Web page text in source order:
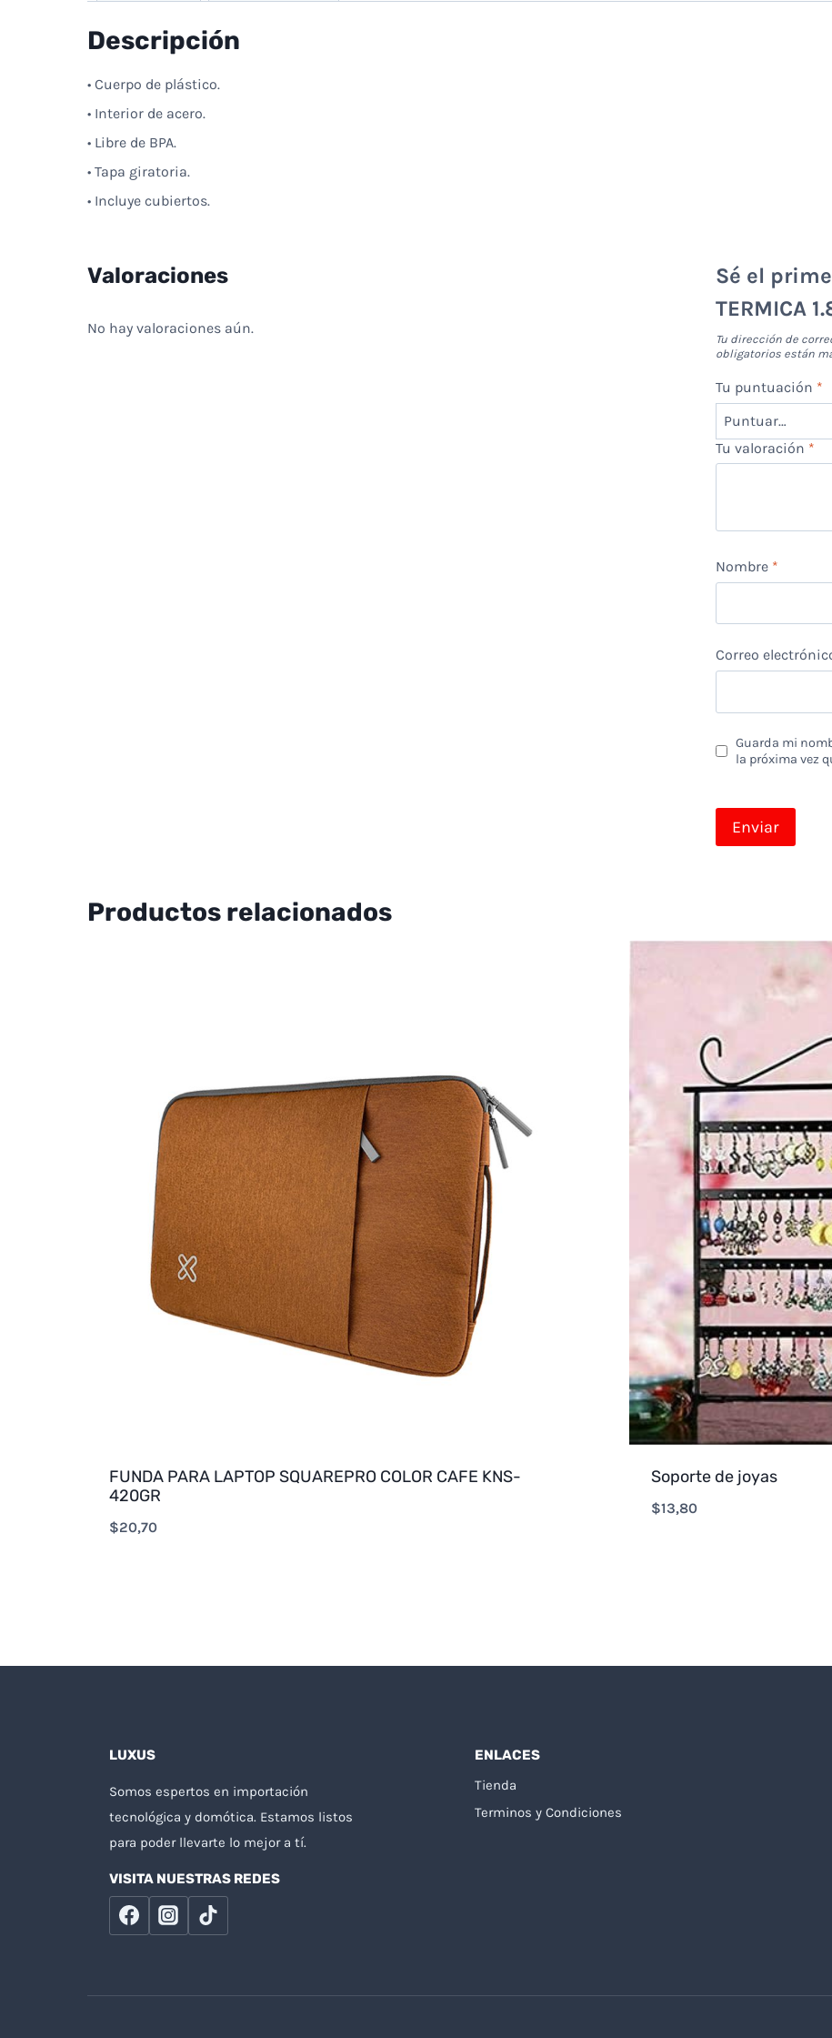
Descripción
• Cuerpo de plástico.
• Interior de acero.
• Libre de BPA.
• Tapa giratoria.
• Incluye cubiertos.
Valoraciones
No hay valoraciones aún.
Sé el
TERMICA
Tu dirección de
obligatorios están
Tu puntuación *
Tu valoración *
Nombre *
Correo
Guarda mi
la próxima vez
Productos relacionados
FUNDA PARA LAPTOP SQUAREPRO COLOR CAFE KNS-
420GR
$20,70
Soporte de joyas
$13,80
LUXUS
Somos espertos en importación
tecnológica y domótica. Estamos listos
para poder llevarte lo mejor a tí.
VISITA NUESTRAS REDES
ENLACES
Tienda
Terminos y Condiciones